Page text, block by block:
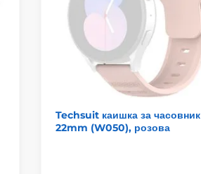
Techsuit каишка за часовник
22mm (W050), розова